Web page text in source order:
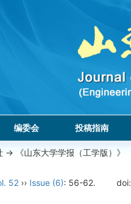
编委会 投稿指南
-> 《山东大学学报（工学版）》
52 ›› Issue (6): 56-62. doi: